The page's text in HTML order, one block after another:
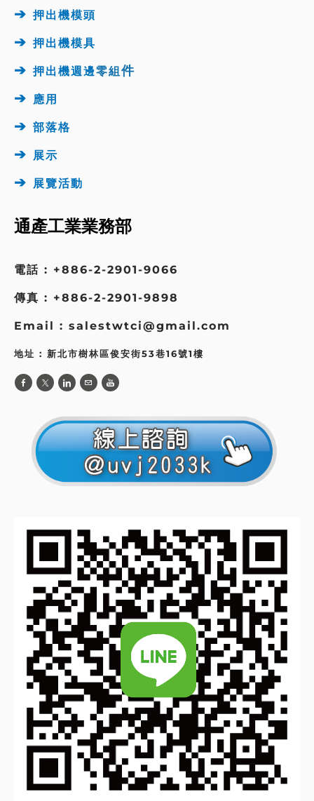
➔ 押出機模頭
➔ 押出機模具
➔ 押出機週邊零組件
➔ 應用
➔ 部落格
➔ 展示
➔ 展覽活動
通產工業業務部
電話 : +886-2-2901-9066
傳真 : +886-2-2901-9898
Email : salestwtci@gmail.com
地址 : 新北市樹林區俊安街53巷16號1樓